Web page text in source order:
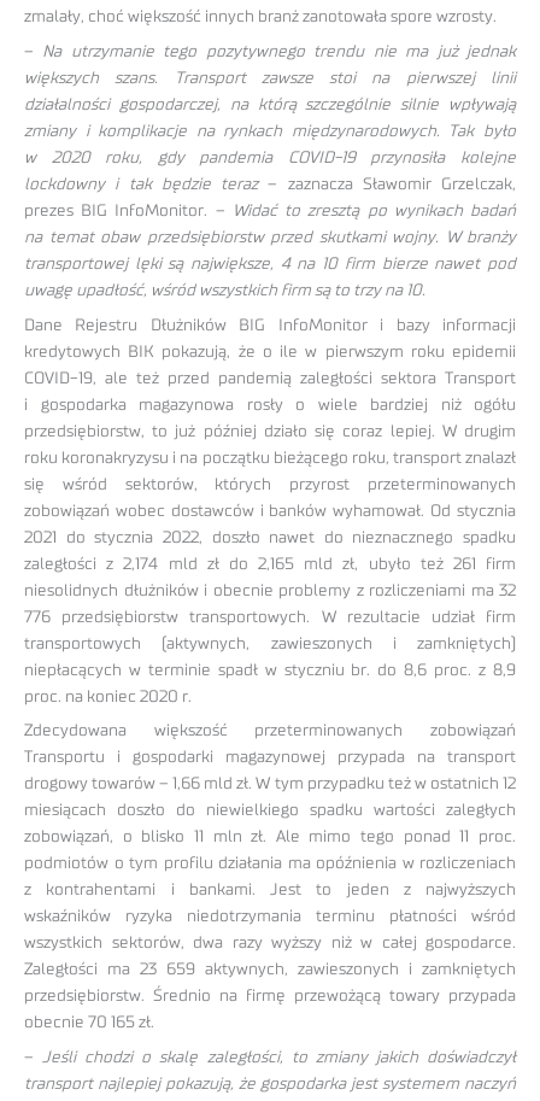
zmalały, choć większość innych branż zanotowała spore wzrosty.
– Na utrzymanie tego pozytywnego trendu nie ma już jednak
większych szans. Transport zawsze stoi na pierwszej linii
działalności gospodarczej, na którą szczególnie silnie wpływają
zmiany i komplikacje na rynkach międzynarodowych. Tak było
w 2020 roku, gdy pandemia COVID-19 przynosiła kolejne
lockdowny i tak będzie teraz– zaznacza Sławomir Grzelczak,
prezes BIG InfoMonitor. –
Widać to zresztą po wynikach badań
na temat obaw przedsiębiorstw przed skutkami wojny. W branży
transportowej lęki są największe, 4 na 10 firm bierze nawet pod
uwagę upadłość, wśród wszystkich firm są to trzy na 10.
Dane Rejestru Dłużników BIG InfoMonitor i bazy informacji
kredytowych BIK pokazują, że o ile w pierwszym roku epidemii
COVID-19, ale też przed pandemią zaległości sektora Transport
i gospodarka magazynowa rosły o wiele bardziej niż ogółu
przedsiębiorstw, to już później działo się coraz lepiej. W drugim
roku koronakryzysu i na początku bieżącego roku, transport znalazł
się wśród sektorów, których przyrost przeterminowanych
zobowiązań wobec dostawców i banków wyhamował. Od stycznia
2021 do stycznia 2022, doszło nawet do nieznacznego spadku
zaległości z 2,174 mld zł do 2,165 mld zł, ubyło też 261 firm
niesolidnych dłużników i obecnie problemy z rozliczeniami ma 32
776 przedsiębiorstw transportowych. W rezultacie udział firm
transportowych (aktywnych, zawieszonych i zamkniętych)
niepłacących w terminie spadł w styczniu br. do 8,6 proc. z 8,9
proc. na koniec 2020 r.
Zdecydowana większość przeterminowanych zobowiązań
Transportu i gospodarki magazynowej przypada na transport
drogowy towarów – 1,66 mld zł. W tym przypadku też w ostatnich 12
miesiącach doszło do niewielkiego spadku wartości zaległych
zobowiązań, o blisko 11 mln zł. Ale mimo tego ponad 11 proc.
podmiotów o tym profilu działania ma opóźnienia w rozliczeniach
z kontrahentami i bankami. Jest to jeden z najwyższych
wskaźników ryzyka niedotrzymania terminu płatności wśród
wszystkich sektorów, dwa razy wyższy niż w całej gospodarce.
Zaległości ma 23 659 aktywnych, zawieszonych i zamkniętych
przedsiębiorstw. Średnio na firmę przewożącą towary przypada
obecnie 70 165 zł.
–Jeśli chodzi o skalę zaległości, to zmiany jakich doświadczył
transport najlepiej pokazują, że gospodarka jest systemem naczyń